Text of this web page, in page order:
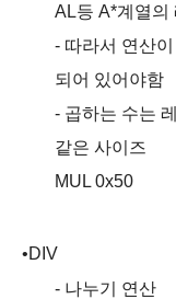
AL등 A*계열의
- 따라서 연산
되어 있어야함
- 곱하는 수는
같은 사이즈
MUL 0x50
•DIV
- 나누기 연산